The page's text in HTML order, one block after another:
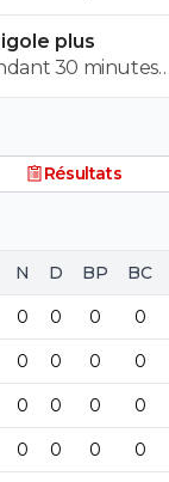
et Ramos
plus
30 minutes
de but, ou
des buts
Résultats
N D BP BC
0 0 0 0
0 0 0 0
0 0 0 0
0 0 0 0